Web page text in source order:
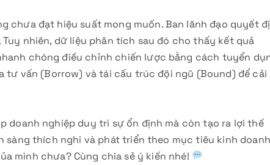
chưa đạt hiệu suất mong muốn. Ban lãnh đạo quyết
nhiên, dữ liệu phân tích sau đó cho thấy kết quả
chóng điều chỉnh chiến lược bằng cách tuyển
tư vấn (Borrow) và tái cấu trúc đội ngũ (Bound) để cải
doanh nghiệp duy trì sự ổn định mà còn tạo ra lợi thế
sàng thích nghi và phát triển theo mục tiêu kinh
mình chưa? Cùng chia sẻ ý kiến nhé!